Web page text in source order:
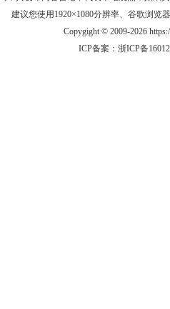
建议您使用1920×1080分辨率、谷歌浏览
Copygight © 2009-2026
ICP备案： 浙ICP备